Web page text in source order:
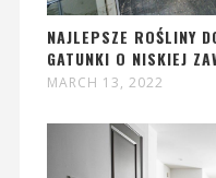
NAJLEPSZE ROŚLINY
GATUNKI O NISKIEJ
MARCH 13, 2022